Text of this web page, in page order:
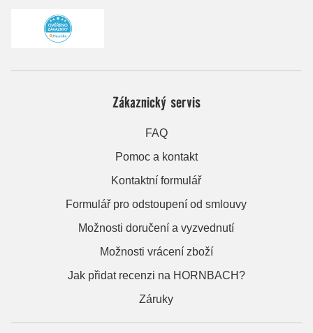
Zákaznický servis
FAQ
Pomoc a kontakt
Kontaktní formulář
Formulář pro odstoupení od smlouvy
Možnosti doručení a vyzvednutí
Možnosti vrácení zboží
Jak přidat recenzi na HORNBACH?
Záruky